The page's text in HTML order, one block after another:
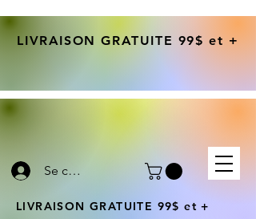
Se connecter
LIVRAISON GRATUITE 99$ et +
LIVRAISON GRATUITE 99$ et +